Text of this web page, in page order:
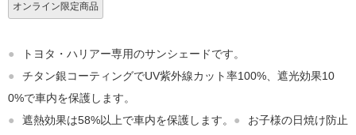
オンライン限定商品
●
トヨタ・ハリアー専用のサンシェードです。
●
チタン銀コーティングでUV紫外線カット率100%、遮光効果10
0%で車内を保護します。
●
遮熱効果は58%以上で車内を保護します。 ●
お子様の日焼け防止